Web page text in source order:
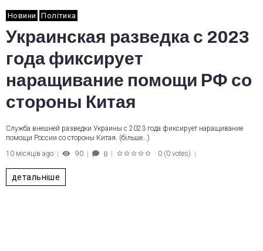
Новини Політика
Украинская разведка с 2023
года фиксирует
наращивание помощи РФ со
стороны Китая
Служба внешней разведки Украины с 2023 года фиксирует наращивание
помощи России со стороны Китая. (більше…)
10 місяців ago
90 0 0 (0 votes)
детальніше